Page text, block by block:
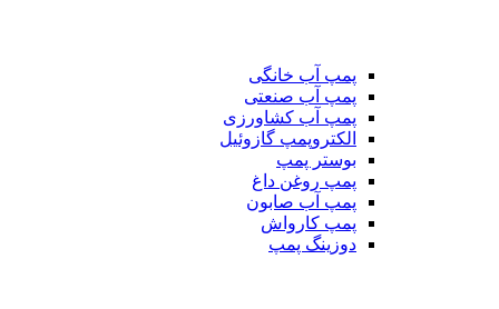
پمپ آب خانگی
پمپ آب صنعتی
پمپ آب کشاورزی
الکتروپمپ گازوئیل
بوستر پمپ
پمپ روغن داغ
پمپ آب صابون
پمپ کارواش
دوزینگ پمپ